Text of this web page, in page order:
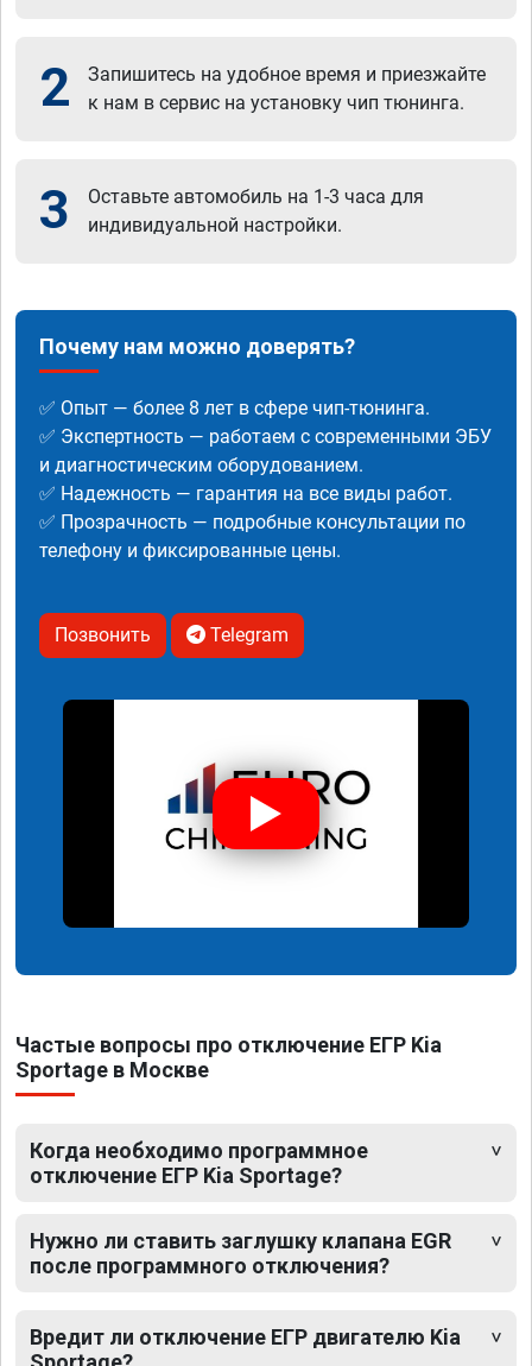
2
Запишитесь на удобное время и приезжайте
к нам в сервис на установку чип тюнинга.
3
Оставьте автомобиль на 1-3 часа для
индивидуальной настройки.
Почему нам можно доверять?
✅ Опыт — более 8 лет в сфере чип-тюнинга.
✅ Экспертность — работаем с современными ЭБУ
и диагностическим оборудованием.
✅ Надежность — гарантия на все виды работ.
✅ Прозрачность — подробные консультации по
телефону и фиксированные цены.
Позвонить Telegram
Частые вопросы про отключение ЕГР Kia
Sportage в Москве
Когда необходимо программное
отключение ЕГР Kia Sportage?
Нужно ли ставить заглушку клапана EGR
после программного отключения?
Вредит ли отключение ЕГР двигателю Kia